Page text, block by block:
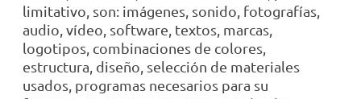
limitativo, son: imágenes, sonido, fotografías,
audio, vídeo, software, textos, marcas,
logotipos, combinaciones de colores,
estructura, diseño, selección de materiales
usados, programas necesarios para su